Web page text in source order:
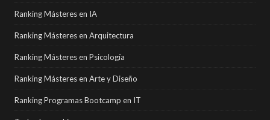
Ranking Másteres en IA
Ranking Másteres en Arquitectura
Ranking Másteres en Psicología
Ranking Másteres en Arte y Diseño
Ranking Programas Bootcamp en IT